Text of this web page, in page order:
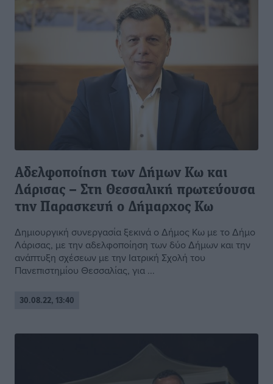
Αδελφοποίηση των Δήμων Κω και
Λάρισας – Στη Θεσσαλική πρωτεύουσα
την Παρασκευή ο Δήμαρχος Κω
Δημιουργική συνεργασία ξεκινά ο Δήμος Κω με το Δήμο
Λάρισας, με την αδελφοποίηση των δύο Δήμων και την
ανάπτυξη σχέσεων με την Ιατρική Σχολή του
Πανεπιστημίου Θεσσαλίας, για ...
30.08.22, 13:40